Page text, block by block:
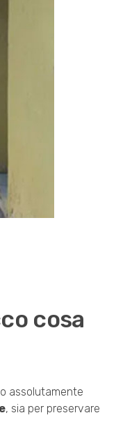
cosa
assolutamente
, sia per preservare